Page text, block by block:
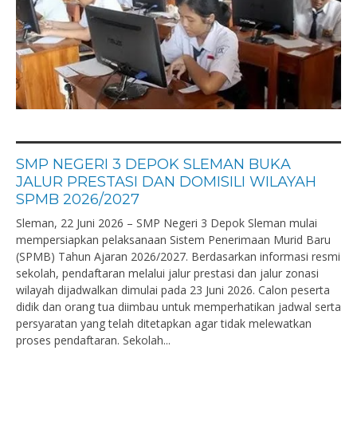
SMP NEGERI 3 DEPOK SLEMAN BUKA
JALUR PRESTASI DAN DOMISILI WILAYAH
SPMB 2026/2027
Sleman, 22 Juni 2026 – SMP Negeri 3 Depok Sleman mulai
mempersiapkan pelaksanaan Sistem Penerimaan Murid Baru
(SPMB) Tahun Ajaran 2026/2027. Berdasarkan informasi resmi
sekolah, pendaftaran melalui jalur prestasi dan jalur zonasi
wilayah dijadwalkan dimulai pada 23 Juni 2026. Calon peserta
didik dan orang tua diimbau untuk memperhatikan jadwal serta
persyaratan yang telah ditetapkan agar tidak melewatkan
proses pendaftaran. Sekolah...